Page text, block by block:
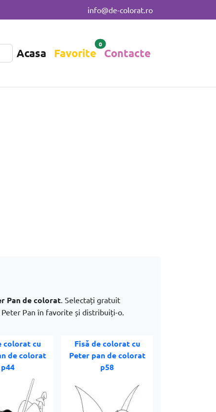
info@de-colorat.ro
Acasa Favorite
0
Contacte
Pan de colorat. Selectați gratuit
Pan în favorite și distribuiți-o.
colorat cu
de colorat
p44
Fisă de colorat cu
Peter pan de colorat
p58